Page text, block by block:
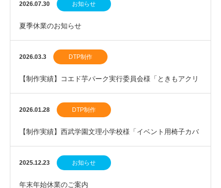
2026.07.30 お知らせ
夏季休業のお知らせ
2026.03.3 DTP制作
【制作実績】コエド芋パーク実行委員会様「ときもアクリ
ルスタンド」を制作しました。
2026.01.28 DTP制作
【制作実績】西武学園文理小学校様「イベント用椅子カバ
ー」を制作しました。
2025.12.23 お知らせ
年末年始休業のご案内